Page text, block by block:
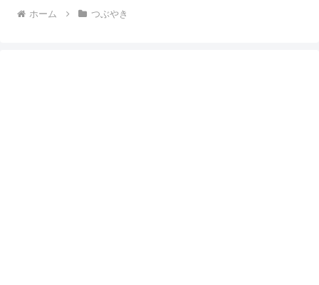
ホーム つぶやき